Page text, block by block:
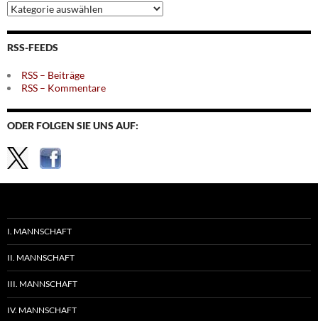
Archiv
nach
Themen
RSS-FEEDS
RSS – Beiträge
RSS – Kommentare
ODER FOLGEN SIE UNS AUF:
I. MANNSCHAFT
II. MANNSCHAFT
III. MANNSCHAFT
IV. MANNSCHAFT